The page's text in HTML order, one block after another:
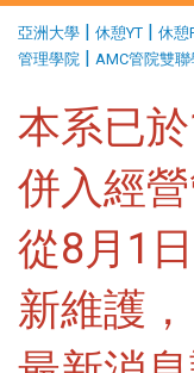
亞洲大學 | 休憩YT | 休憩
管理學院 | AMC管院雙聯
本系已
併入經
從8月1
新維護，